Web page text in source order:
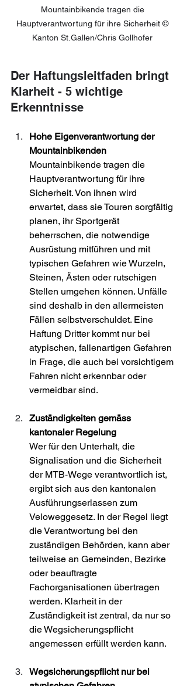
Mountainbikende tragen die
Hauptverantwortung für ihre Sicherheit ©
Kanton St.Gallen/Chris Gollhofer
Der Haftungsleitfaden bringt
Klarheit - 5 wichtige
Erkenntnisse
Hohe Eigenverantwortung der
Mountainbikenden
Mountainbikende tragen die
Hauptverantwortung für ihre
Sicherheit. Von ihnen wird
erwartet, dass sie Touren sorgfältig
planen, ihr Sportgerät
beherrschen, die notwendige
Ausrüstung mitführen und mit
typischen Gefahren wie Wurzeln,
Steinen, Ästen oder rutschigen
Stellen umgehen können. Unfälle
sind deshalb in den allermeisten
Fällen selbstverschuldet. Eine
Haftung Dritter kommt nur bei
atypischen, fallenartigen Gefahren
in Frage, die auch bei vorsichtigem
Fahren nicht erkennbar oder
vermeidbar sind.
Zuständigkeiten gemäss
kantonaler Regelung
Wer für den Unterhalt, die
Signalisation und die Sicherheit
der MTB-Wege verantwortlich ist,
ergibt sich aus den kantonalen
Ausführungserlassen zum
Veloweggesetz. In der Regel liegt
die Verantwortung bei den
zuständigen Behörden, kann aber
teilweise an Gemeinden, Bezirke
oder beauftragte
Fachorganisationen übertragen
werden. Klarheit in der
Zuständigkeit ist zentral, da nur so
die Wegsicherungspflicht
angemessen erfüllt werden kann.
Wegsicherungspflicht nur bei